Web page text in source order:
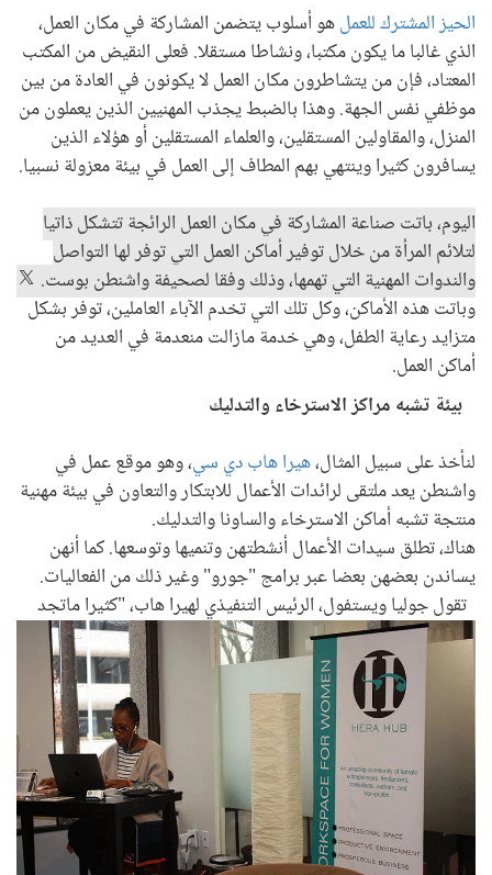
الحيز المشترك للعملهو أسلوب يتضمن المشاركة في مكان العمل،
الذي غالبا ما يكون مكتبا، ونشاطا مستقلا. فعلى النقيض من المكتب
المعتاد، فإن من يتشاطرون مكان العمل لا يكونون في العادة من بين
موظفي نفس الجهة. وهذا بالضبط يجذب المهنيين الذين يعملون من
المنزل، والمقاولين المستقلين، والعلماء المستقلين أو هؤلاء الذين
يسافرون كثيرا وينتهي بهم المطاف إلى العمل في بيئة معزولة نسبيا.
اليوم، باتت صناعة المشاركة في مكان العمل الرائجة تتشكل ذاتيا
لتلائم المرأة من خلال توفير أماكن العمل التي توفر لها التواصل
والندوات المهنية التي تهمها، وذلك وفقا لصحيفة واشنطن بوست.
وباتت هذه الأماكن، وكل تلك التي تخدم الآباء العاملين، توفر بشكل
متزايد رعاية الطفل، وهي خدمة مازالت منعدمة في العديد من
أماكن العمل.
بيئة تشبه مراكز الاسترخاء والتدليك
لنأخذ على سبيل المثال،هيرا هاب دي سي، وهو موقع عمل في
واشنطن يعد ملتقى لرائدات الأعمال للابتكار والتعاون في بيئة مهنية
منتجة تشبه أماكن الاسترخاء والساونا والتدليك.
هناك، تطلق سيدات الأعمال أنشطتهن وتنميها وتوسعها. كما أنهن
يساندن بعضهن بعضا عبر برامج "جورو" وغير ذلك من الفعاليات.
تقول جوليا ويستفول، الرئيس التنفيذي لهيرا هاب، "كثيرا ماتجد